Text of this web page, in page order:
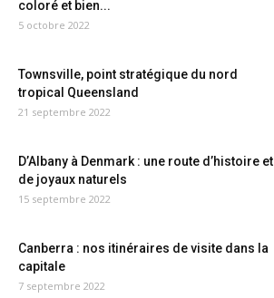
coloré et bien...
5 octobre 2022
Townsville, point stratégique du nord
tropical Queensland
21 septembre 2022
D’Albany à Denmark : une route d’histoire et
de joyaux naturels
15 septembre 2022
Canberra : nos itinéraires de visite dans la
capitale
7 septembre 2022